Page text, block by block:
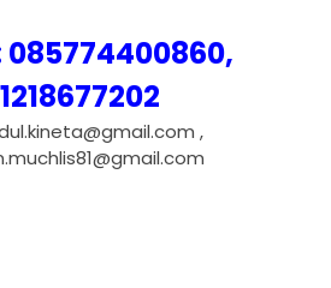
085774400860,
,